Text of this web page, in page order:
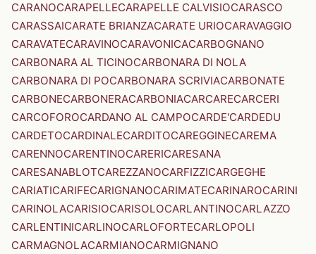
CARANOCARAPELLECARAPELLE CALVISIOCARASCO
CARASSAICARATE BRIANZACARATE URIOCARAVAGGIO
CARAVATECARAVINOCARAVONICACARBOGNANO
CARBONARA AL TICINOCARBONARA DI NOLA
CARBONARA DI POCARBONARA SCRIVIACARBONATE
CARBONECARBONERACARBONIACARCARECARCERI
CARCOFOROCARDANO AL CAMPOCARDE'CARDEDU
CARDETOCARDINALECARDITOCAREGGINECAREMA
CARENNOCARENTINOCARERICARESANA
CARESANABLOTCAREZZANOCARFIZZICARGEGHE
CARIATICARIFECARIGNANOCARIMATECARINAROCARINI
CARINOLACARISIOCARISOLOCARLANTINOCARLAZZO
CARLENTINICARLINOCARLOFORTECARLOPOLI
CARMAGNOLACARMIANOCARMIGNANO